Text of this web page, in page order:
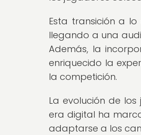
Esta transición a
llegando a una
Además, la
enriquecido la
la competición.
La evolución de
era digital ha
adaptarse a los